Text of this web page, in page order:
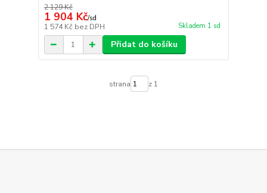
2 129 Kč
1 904 Kč/sd
1 574 Kč bez DPH Skladem 1 sd
Přidat do košíku
strana z 1